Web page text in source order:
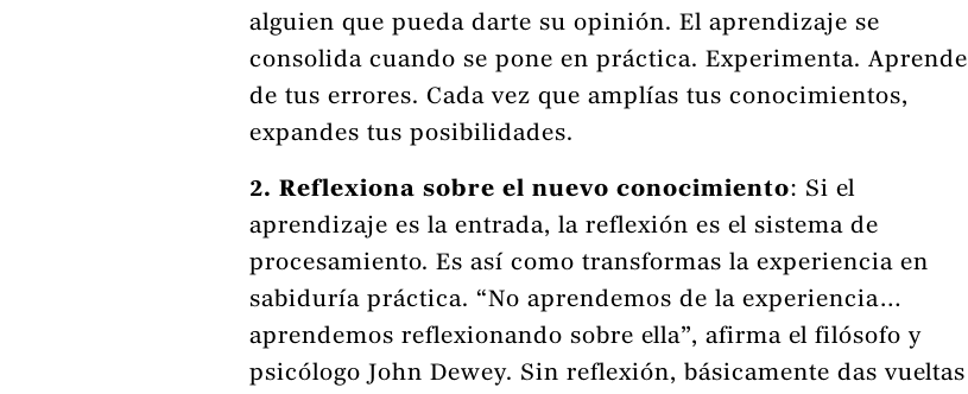
alguien que pueda darte su opinión. El aprendizaje se
consolida cuando se pone en práctica. Experimenta. Aprende
de tus errores. Cada vez que amplías tus conocimientos,
expandes tus posibilidades.
2. Reflexiona sobre el nuevo conocimiento: Si el
aprendizaje es la entrada, la reflexión es el sistema de
procesamiento. Es así como transformas la experiencia en
sabiduría práctica. “No aprendemos de la experiencia…
aprendemos reflexionando sobre ella”, afirma el filósofo y
psicólogo John Dewey. Sin reflexión, básicamente das vueltas